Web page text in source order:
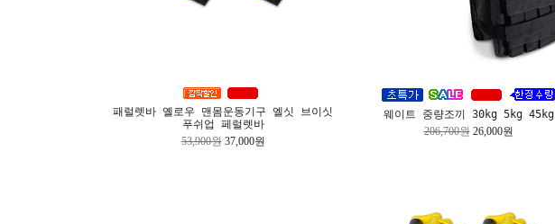
패럴렛바 옐로우 맨몸운동기구 엘싯 브이싯
푸쉬업 페럴렛바
53,900원 37,000원
웨이트 중량조끼 30kg 5kg 45kg
206,700원 26,000원